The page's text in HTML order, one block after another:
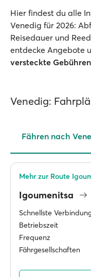
Hier findest du alle
Venedig für 2026:
Reisedauer und
entdecke Angebote
versteckte Gebühren
Venedig:
Fähren nach
Igoumenitsa
Schnellste
Betriebszeit
Frequenz
Fährgesellschaften
Mehr zur Route